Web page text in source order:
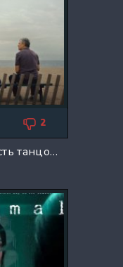
2
Ритм и есть танцор (2025)